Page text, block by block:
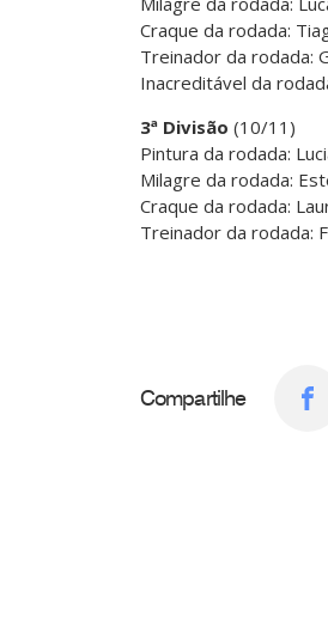
Craque da rodada:
Treinador da rodada:
Inacreditável da
3ª Divisão (10/11)
Pintura da rodada:
Milagre da rodada:
Craque da rodada:
Treinador da rodada:
Compartilhe